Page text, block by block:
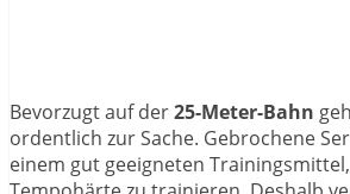
Bevorzugt auf der25-Meter-Bahn
ordentlich zur Sache. Gebrochene
einem gut geeigneten